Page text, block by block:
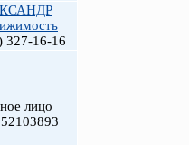
327-16-16
лицо